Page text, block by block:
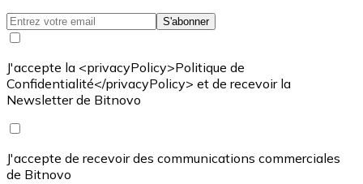
S'abonner
J'accepte la <privacyPolicy>Politique de
Confidentialité</privacyPolicy> et de recevoir la
Newsletter de Bitnovo
J'accepte de recevoir des communications commerciales
de Bitnovo